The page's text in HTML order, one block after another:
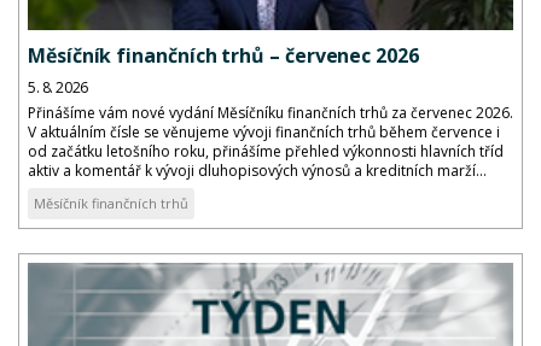
Měsíčník finančních trhů – červenec 2026
5. 8. 2026
Přinášíme vám nové vydání Měsíčníku finančních trhů za červenec 2026.
V aktuálním čísle se věnujeme vývoji finančních trhů během července i
od začátku letošního roku, přinášíme přehled výkonnosti hlavních tříd
aktiv a komentář k vývoji dluhopisových výnosů a kreditních marží...
Měsíčník finančních trhů